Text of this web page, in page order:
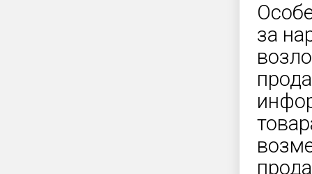
за